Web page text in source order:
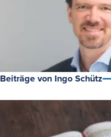
Beiträge von Ingo Schütz